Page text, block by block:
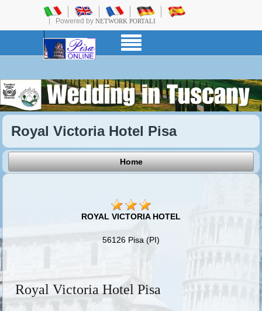
Powered by NETWORK PORTALI
Royal Victoria Hotel Pisa
Home
ROYAL VICTORIA HOTEL
56126 Pisa (PI)
Royal Victoria Hotel Pisa